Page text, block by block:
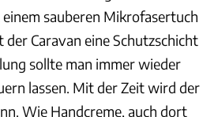
sauberen Mikrofasertuch
der Caravan eine Schutzschicht
sollte man immer wieder
lassen. Mit der Zeit wird der
Wie Handcreme, auch dort